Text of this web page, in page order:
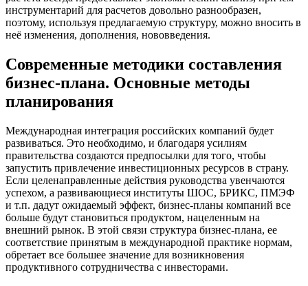
инструментарий для расчетов довольно разнообразен,
поэтому, используя предлагаемую структуру, можно вносить в
неё изменения, дополнения, нововведения.
Современные методики составления
бизнес-плана. Основные методы
планирования
Международная интеграция российских компаний будет
развиваться. Это необходимо, и благодаря усилиям
правительства создаются предпосылки для того, чтобы
запустить привлечение инвестиционных ресурсов в страну.
Если целенаправленные действия руководства увенчаются
успехом, а развивающиеся институты ШОС, БРИКС, ПМЭФ
и т.п. дадут ожидаемый эффект, бизнес-планы компаний все
больше будут становиться продуктом, нацеленным на
внешний рынок. В этой связи структура бизнес-плана, ее
соответствие принятым в международной практике нормам,
обретает все большее значение для возникновения
продуктивного сотрудничества с инвесторами.